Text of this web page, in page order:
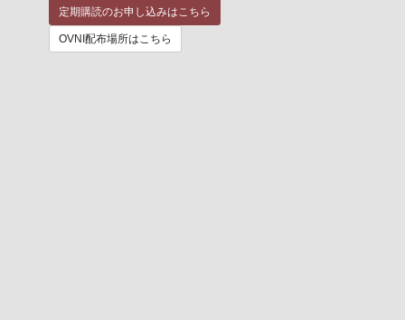
定期購読のお申し込みはこちら
OVNI配布場所はこちら